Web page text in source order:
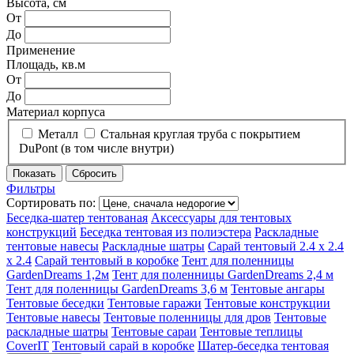
Высота, см
От
До
Применение
Площадь, кв.м
От
До
Материал корпуса
Металл
Стальная круглая труба с покрытием
DuPont (в том числе внутри)
Фильтры
Сортировать по:
Беседка-шатер тентованая Аксессуары для тентовых
конструкций Беседка тентовая из полиэстера Раскладные
тентовые навесы Раскладные шатры Сарай тентовый 2.4 х 2.4
х 2.4 Сарай тентовый в коробке Тент для поленницы
GardenDreams 1,2м Тент для поленницы GardenDreams 2,4 м
Тент для поленницы GardenDreams 3,6 м Тентовые ангары
Тентовые беседки Тентовые гаражи Тентовые конструкции
Тентовые навесы Тентовые поленницы для дров Тентовые
раскладные шатры Тентовые сараи Тентовые теплицы
CoverIT Тентовый сарай в коробке Шатер-беседка тентовая